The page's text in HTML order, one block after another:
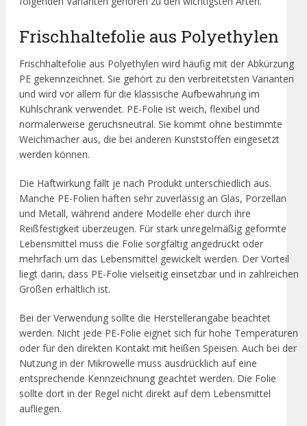
Frischhaltefolie aus Polyethylen
Frischhaltefolie aus Polyethylen wird häufig mit der Abkürzung
PE gekennzeichnet. Sie gehört zu den verbreitetsten Varianten
und wird vor allem für die klassische Aufbewahrung im
Kühlschrank verwendet. PE-Folie ist weich, flexibel und
normalerweise geruchsneutral. Sie kommt ohne bestimmte
Weichmacher aus, die bei anderen Kunststoffen eingesetzt
werden können.
Die Haftwirkung fällt je nach Produkt unterschiedlich aus.
Manche PE-Folien haften sehr zuverlässig an Glas, Porzellan
und Metall, während andere Modelle eher durch ihre
Reißfestigkeit überzeugen. Für stark unregelmäßig geformte
Lebensmittel muss die Folie sorgfältig angedrückt oder
mehrfach um das Lebensmittel gewickelt werden. Der Vorteil
liegt darin, dass PE-Folie vielseitig einsetzbar und in zahlreichen
Größen erhältlich ist.
Bei der Verwendung sollte die Herstellerangabe beachtet
werden. Nicht jede PE-Folie eignet sich für hohe Temperaturen
oder für den direkten Kontakt mit heißen Speisen. Auch bei der
Nutzung in der Mikrowelle muss ausdrücklich auf eine
entsprechende Kennzeichnung geachtet werden. Die Folie
sollte dort in der Regel nicht direkt auf dem Lebensmittel
aufliegen.